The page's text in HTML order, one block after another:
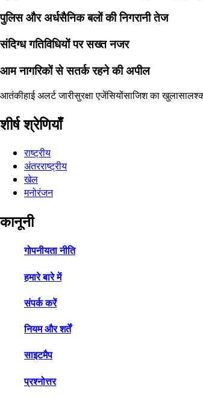
पुलिस और अर्धसैनिक बलों की निगरानी तेज
संदिग्ध गतिविधियों पर सख्त नजर
आम नागरिकों से सतर्क रहने की अपील
आतंकीहाई अलर्ट जारीसुरक्षा एजेंसियोंसाजिश का खुलासा
शीर्ष श्रेणियाँ
राष्ट्रीय
अंतरराष्ट्रीय
खेल
मनोरंजन
कानूनी
गोपनीयता नीति
हमारे बारे में
संपर्क करें
नियम और शर्तें
साइटमैप
प्रश्नोत्तर